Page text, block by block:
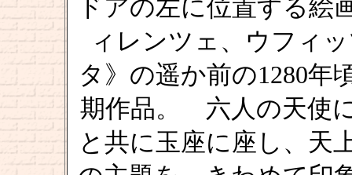
ドアの左に位置する絵
ィレンツェ、ウフィ
タ》の遥か前の1280年
期作品。 六人の天使
と共に玉座に座し、天